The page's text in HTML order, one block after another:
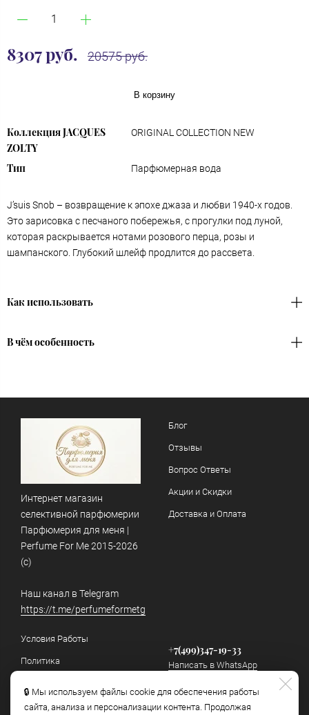
8307 руб. 20575 руб.
В корзину
Коллекция JACQUES
ZOLTY
ORIGINAL COLLECTION NEW
Тип Парфюмерная вода
J’suis Snob – возвращение к эпохе джаза и любви 1940-х годов.
Это зарисовка с песчаного побережья, с прогулки под луной,
которая раскрывается нотами розового перца, розы и
шампанского. Глубокий шлейф продлится до рассвета.
Как использовать
В чём особенность
🔒 Мы используем файлы cookie для обеспечения работы
сайта, анализа и персонализации контента. Продолжая
Интернет магазин
селективной парфюмерии
Парфюмерия для меня |
Perfume For Me 2015-2026
(c)
Наш канал в Telegram
https://t.me/perfumeformetg
Блог
Отзывы
Вопрос Ответы
Акции и Скидки
Доставка и Оплата
Условия Работы
Политика
обработки персональных
данных
+7(499)347-19-33
Написать в WhatsApp
info@perfumeforme.ru